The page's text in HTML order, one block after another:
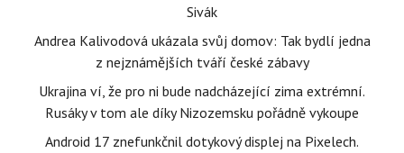
Sivák
Andrea Kalivodová ukázala svůj domov: Tak bydlí jedna
z nejznámějších tváří české zábavy
Ukrajina ví, že pro ni bude nadcházející zima extrémní.
Rusáky v tom ale díky Nizozemsku pořádně vykoupe
Android 17 znefunkčnil dotykový displej na Pixelech.